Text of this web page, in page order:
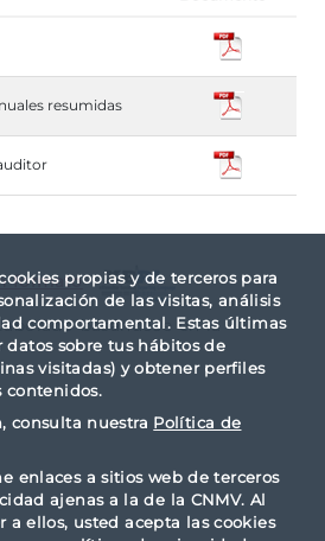
propias y de terceros para
de las visitas, análisis
comportamental. Estas últimas
sobre tus hábitos de
visitadas) y obtener perfiles
contenidos.
consulta nuestra Política de
enlaces a sitios web de terceros
ajenas a la de la CNMV. Al
a ellos, usted acepta las cookies
resumidas
formato
basándose en la